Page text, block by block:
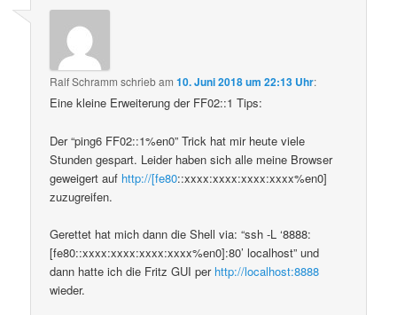
Ralf Schramm schriebam10. Juni 2018 um 22:13 Uhr:
Eine kleine Erweiterung der FF02::1 Tips:
Der “ping6 FF02::1%en0” Trick hat mir heute viele
Stunden gespart. Leider haben sich alle meine Browser
geweigert auf http://[fe80::xxxx:xxxx:xxxx:xxxx%en0]
zuzugreifen.
Gerettet hat mich dann die Shell via: “ssh -L ‘8888:
[fe80::xxxx:xxxx:xxxx:xxxx%en0]:80’ localhost” und
dann hatte ich die Fritz GUI per http://localhost:8888
wieder.